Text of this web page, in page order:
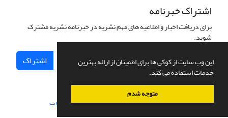
این وب سایت از کوکی ها برای اطمینان از ارائه بهترین
خدمات استفاده می کند.
متوجه شدم
اشتراک خبرنامه
برای دریافت اخبار و اطلاعیه های مهم نشریه در خبرنامه نشریه مشترک
شوید.
اشتراک
سامانه مدیریت نشریات علمی.طراحی و پیاده سازی از سیناوب